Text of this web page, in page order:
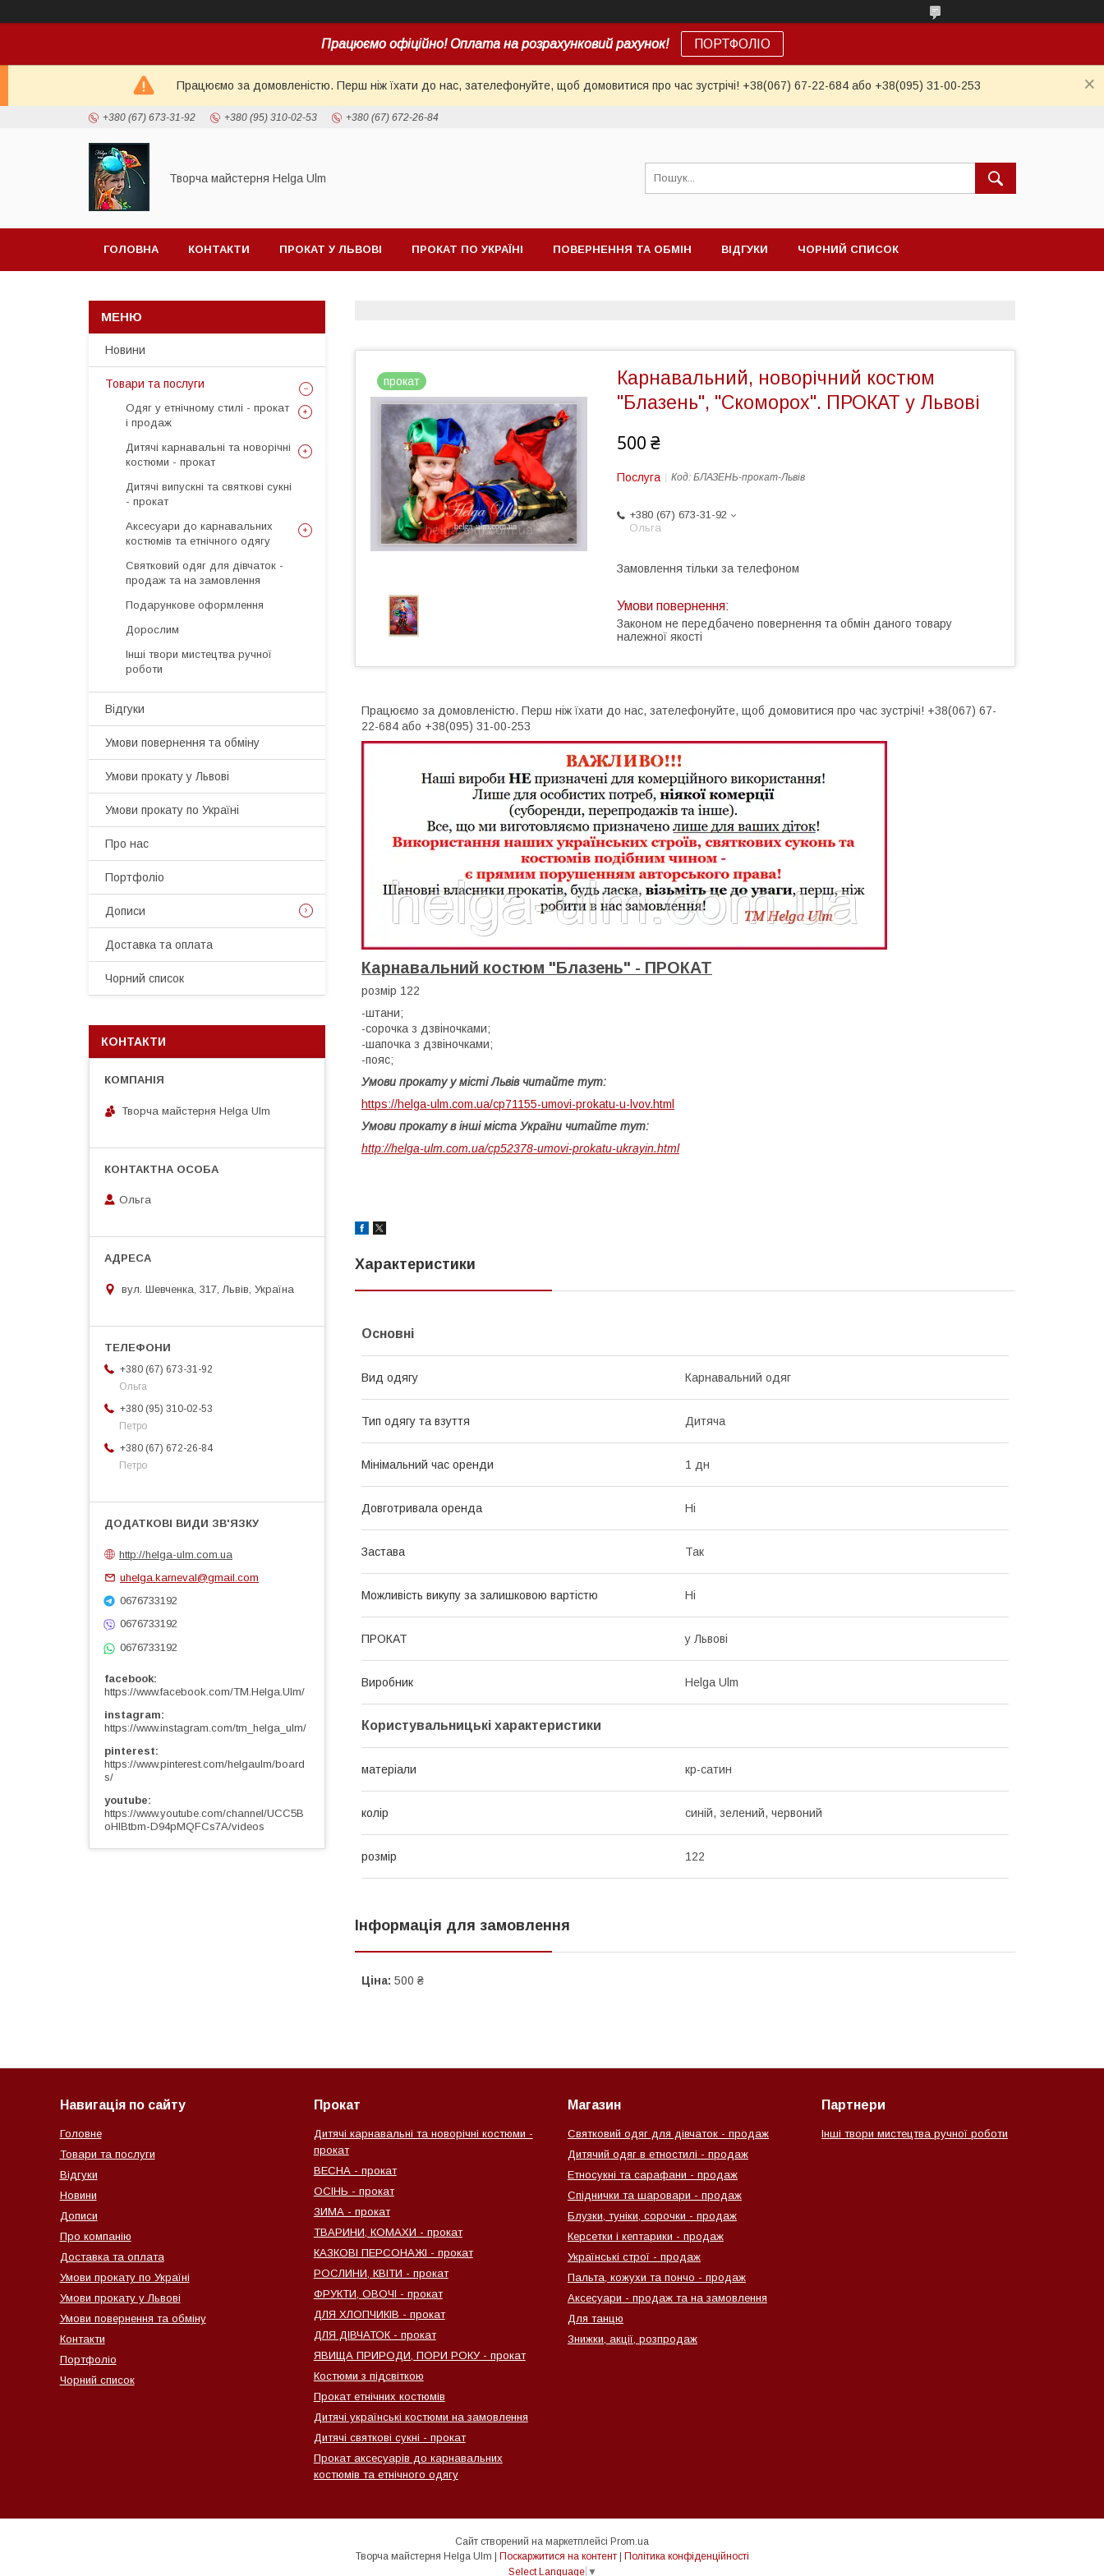
Працюємо офіційно! Оплата на розрахунковий рахунок! ПОРТФОЛІО
Працюємо за домовленістю. Перш ніж їхати до нас, зателефонуйте, щоб домовитися про час зустрічі! +38(067) 67-22-684 або +38(095) 31-00-253
+380 (67) 673-31-92 +380 (95) 310-02-53 +380 (67) 672-26-84
Творча майстерня Helga Ulm
ГОЛОВНА КОНТАКТИ ПРОКАТ У ЛЬВОВІ ПРОКАТ ПО УКРАЇНІ ПОВЕРНЕННЯ ТА ОБМІН ВІДГУКИ ЧОРНИЙ СПИСОК
прокат
Карнавальний, новорічний костюм
"Блазень", "Скоморох". ПРОКАТ у Львові
500 ₴
Послуга Код: БЛАЗЕНЬ-прокат-Львів
+380 (67) 673-31-92
Ольга
Замовлення тільки за телефоном
Законом не передбачено повернення та обмін даного товару
належної якості
Працюємо за домовленістю. Перш ніж їхати до нас, зателефонуйте, щоб домовитися про час зустрічі! +38(067) 67-
22-684 або +38(095) 31-00-253
Карнавальний костюм "Блазень" - ПРОКАТ
розмір 122
-штани;
-сорочка з дзвіночками;
-шапочка з дзвіночками;
-пояс;
Умови прокату у місті Львів читайте тут:
https://helga-ulm.com.ua/cp71155-umovi-prokatu-u-lvov.html
Умови прокату в інші міста України читайте тут:
http://helga-ulm.com.ua/cp52378-umovi-prokatu-ukrayin.html
Характеристики
Основні
Вид одягу Карнавальний одяг
Тип одягу та взуття Дитяча
Мінімальний час оренди 1 дн
Довготривала оренда Ні
Застава Так
Можливість викупу за залишковою вартістю Ні
ПРОКАТ у Львові
Виробник Helga Ulm
Користувальницькі характеристики
матеріали кр-сатин
колір синій, зелений, червоний
розмір 122
Інформація для замовлення
Ціна: 500 ₴
Новини
Товари та послуги
Одяг у етнічному стилі - прокат
і продаж
Дитячі карнавальні та новорічні
костюми - прокат
Дитячі випускні та святкові сукні
- прокат
Аксесуари до карнавальних
костюмів та етнічного одягу
Святковий одяг для дівчаток -
продаж та на замовлення
Подарункове оформлення
Дорослим
Інші твори мистецтва ручної
роботи
Відгуки
Умови повернення та обміну
Умови прокату у Львові
Умови прокату по Україні
Про нас
Портфоліо
Дописи
Доставка та оплата
Чорний список
КОНТАКТИ
Творча майстерня Helga Ulm
Ольга
вул. Шевченка, 317, Львів, Україна
+380 (67) 673-31-92
Ольга
+380 (95) 310-02-53
Петро
+380 (67) 672-26-84
Петро
http://helga-ulm.com.ua
uhelga.karneval@gmail.com
0676733192
0676733192
0676733192
facebook
https://www.facebook.com/TM.Helga.Ulm/
instagram
https://www.instagram.com/tm_helga_ulm/
pinterest
https://www.pinterest.com/helgaulm/board
s/
youtube
https://www.youtube.com/channel/UCC5B
oHlBtbm-D94pMQFCs7A/videos
Навигація по сайту
Головне
Товари та послуги
Відгуки
Новини
Дописи
Про компанію
Доставка та оплата
Умови прокату по Україні
Умови прокату у Львові
Умови повернення та обміну
Контакти
Портфоліо
Чорний список
Прокат
Дитячі карнавальні та новорічні костюми -
прокат
ВЕСНА - прокат
ОСІНЬ - прокат
ЗИМА - прокат
ТВАРИНИ, КОМАХИ - прокат
КАЗКОВІ ПЕРСОНАЖІ - прокат
РОСЛИНИ, КВІТИ - прокат
ФРУКТИ, ОВОЧІ - прокат
ДЛЯ ХЛОПЧИКІВ - прокат
ДЛЯ ДІВЧАТОК - прокат
ЯВИЩА ПРИРОДИ, ПОРИ РОКУ - прокат
Костюми з підсвіткою
Прокат етнічних костюмів
Дитячі українські костюми на замовлення
Дитячі святкові сукні - прокат
Прокат аксесуарів до карнавальних
костюмів та етнічного одягу
Магазин
Святковий одяг для дівчаток - продаж
Дитячий одяг в етностилі - продаж
Етносукні та сарафани - продаж
Спіднички та шаровари - продаж
Блузки, туніки, сорочки - продаж
Керсетки і кептарики - продаж
Українські строї - продаж
Пальта, кожухи та пончо - продаж
Аксесуари - продаж та на замовлення
Для танцю
Знижки, акції, розпродаж
Партнери
Інші твори мистецтва ручної роботи
Сайт створений на маркетплейсі Prom.ua
Творча майстерня Helga Ulm | Поскаржитися на контент | Політика конфіденційності
Select Language ▼